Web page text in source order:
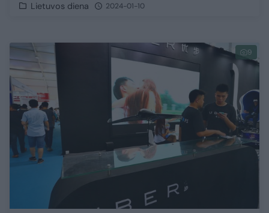
Lietuvos diena 2024-01-10
9